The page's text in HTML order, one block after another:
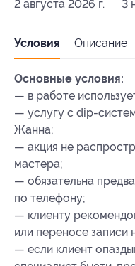
2 августа 2026 г. 3
Условия Описание
Основные условия:
— в работе
— услугу с dip-
Жанна;
— акция не
мастера;
— обязательна
по телефону;
— клиенту
или переносе записи
— если клиент